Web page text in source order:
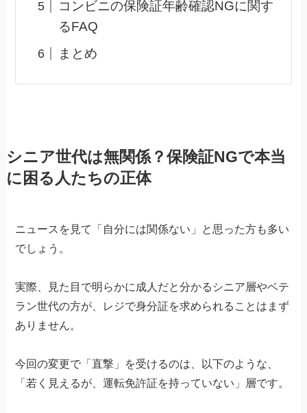
コンビニの保険証年齢確認NGに関す
るFAQ
まとめ
シニア世代は無関係？保険証NGで本当
に困る人たちの正体
ニュースを見て「自分には関係ない」と思った方も多い
でしょう。
実際、見た目で明らかに成人だと分かるシニア層やベテ
ラン世代の方が、レジで身分証を求められることはまず
ありません。
今回の変更で「直撃」を受けるのは、以下のような、
「若く見えるが、運転免許証を持っていない」層です。